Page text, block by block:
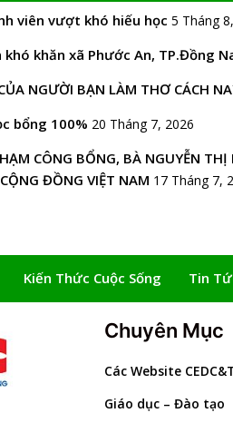
viên vượt khó hiếu học 5 Tháng
khăn xã Phước An, TP.Đồng
NGƯỜI BẠN LÀM THƠ CÁCH
bổng 100% 20 Tháng 7, 2026
CÔNG BỔNG, BÀ NGUYỄN
ĐỒNG VIỆT NAM 17 Tháng 7,
Kiến Thức Cuộc Sống Tin
Chuyên Mục
Các Website
Giáo dục – Đào tạo